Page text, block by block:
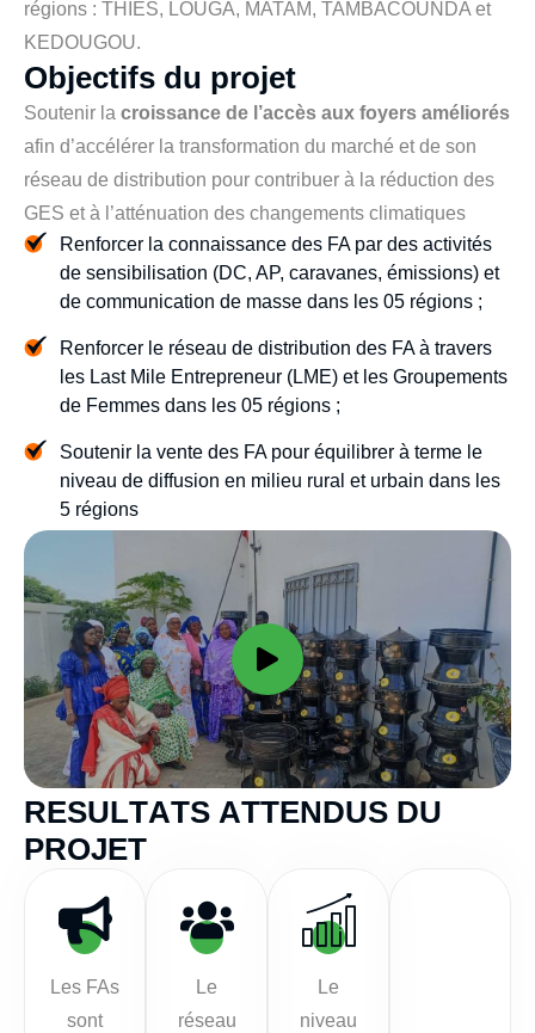
régions : THIES, LOUGA, MATAM, TAMBACOUNDA et
KEDOUGOU.
Objectifs du projet
Soutenir la croissance de l’accès aux foyers améliorés
afin d’accélérer la transformation du marché et de son
réseau de distribution pour contribuer à la réduction des
GES et à l’atténuation des changements climatiques
Renforcer la connaissance des FA par des activités
de sensibilisation (DC, AP, caravanes, émissions) et
de communication de masse dans les 05 régions ;
Renforcer le réseau de distribution des FA à travers
les Last Mile Entrepreneur (LME) et les Groupements
de Femmes dans les 05 régions ;
Soutenir la vente des FA pour équilibrer à terme le
niveau de diffusion en milieu rural et urbain dans les
5 régions
RESULTATS ATTENDUS DU
PROJET
Les FAs
sont
Le
réseau
Le
niveau